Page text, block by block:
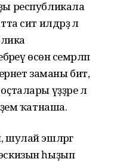
республикала
сит илдәрҙә лә
өсөн семәрләп
заманы бит,
үҙҙәре лә
ҡатнаша.
шулай эшләргә
эскизын һыҙып